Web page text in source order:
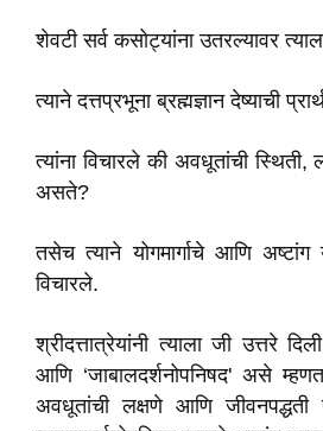
शेवटी सर्व कसोट्यांना उतरल्यावर
त्याने दत्तप्रभूना ब्रह्मज्ञान देष्याची
त्यांना विचारले की अवधूतांची
असते?
तसेच त्याने योगमार्गाचे आणि
विचारले.
श्रीदत्तात्रेयांनी त्याला जी उत्तरे
आणि ‘जाबालदर्शनोपनिषद' असे
अवधूतांची लक्षणे आणि